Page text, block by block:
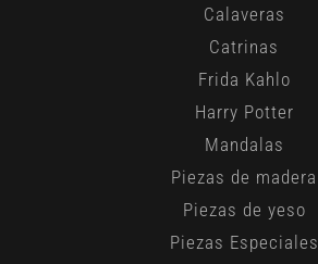
Calaveras
Catrinas
Frida Kahlo
Harry Potter
Mandalas
Piezas de madera
Piezas de yeso
Piezas Especiales